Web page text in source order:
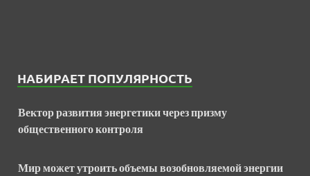
НАБИРАЕТ ПОПУЛЯРНОСТЬ
Вектор развития энергетики через призму
общественного контроля
Мир может утроить объемы возобновляемой энергии